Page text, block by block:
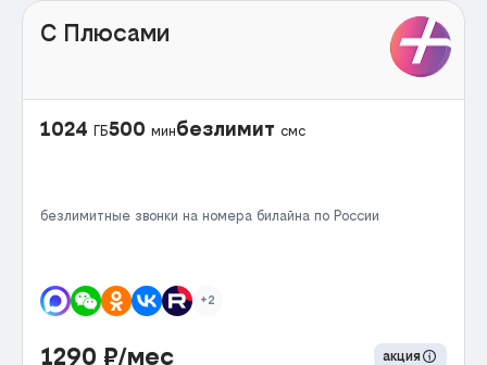
С Плюсами
1024 ГБ500 минбезлимит смс
безлимитные звонки на номера билайна по России
+2
1290 ₽/мес акция